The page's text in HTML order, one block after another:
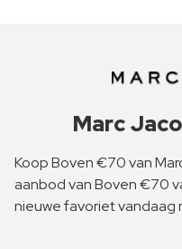
Marc
Koop Boven €70 van
aanbod van Boven €70
nieuwe favoriet vandaag